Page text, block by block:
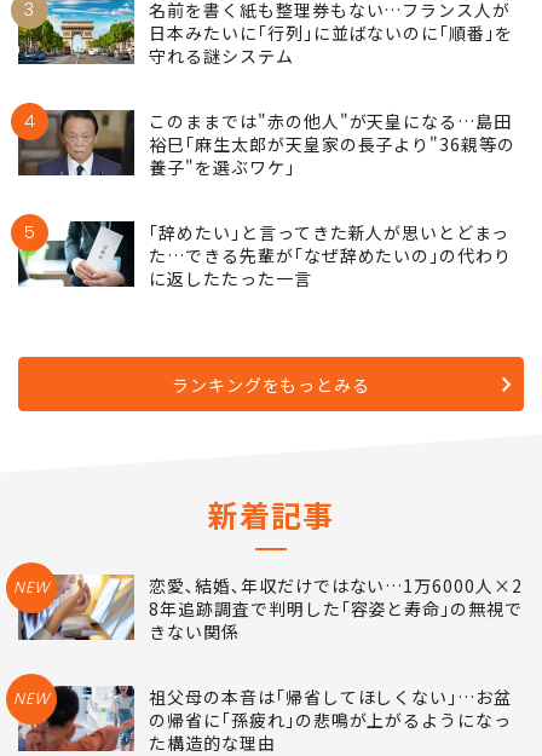
3
名前を書く紙も整理券もない…フランス人が
日本みたいに｢行列｣に並ばないのに｢順番｣を
守れる謎システム
4
このままでは"赤の他人"が天皇になる…島田
裕巳｢麻生太郎が天皇家の長子より"36親等の
養子"を選ぶワケ｣
5
｢辞めたい｣と言ってきた新人が思いとどまっ
た…できる先輩が｢なぜ辞めたいの｣の代わり
に返したたった一言
ランキングをもっとみる
新着記事
NEW
恋愛､結婚､年収だけではない…1万6000人×2
8年追跡調査で判明した｢容姿と寿命｣の無視で
きない関係
NEW
祖父母の本音は｢帰省してほしくない｣…お盆
の帰省に｢孫疲れ｣の悲鳴が上がるようになっ
た構造的な理由